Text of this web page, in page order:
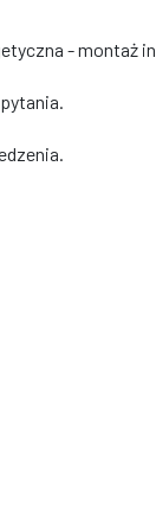
- montaż